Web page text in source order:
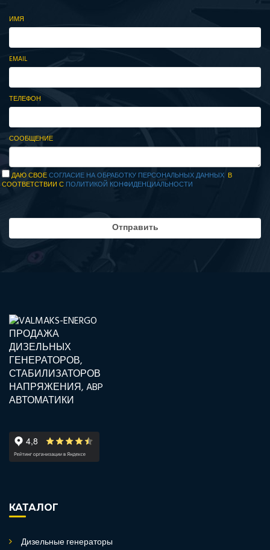
ИМЯ
EMAIL
ТЕЛЕФОН
СООБЩЕНИЕ
ДАЮ СВОЕСОГЛАСИЕ НА ОБРАБОТКУ ПЕРСОНАЛЬНЫХ ДАННЫХ В
СООТВЕТСТВИИ С ПОЛИТИКОЙ КОНФИДЕНЦИАЛЬНОСТИ
КАТАЛОГ
Дизельные генераторы